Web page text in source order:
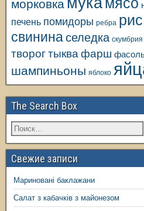
морковка
печень помидоры ребра рис
свининаселедка скумбрия
творогтыква фарш
шампиньоны яблоко
The Search Box
Свежие записи
Мариновані баклажани
Салат з кабачків з майонезом